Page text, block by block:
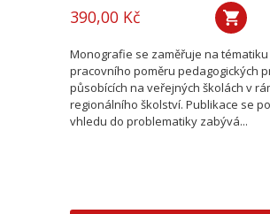
390,00 Kč
Monografie se zaměřuje na tématiku
pracovního poměru pedagogických
působících na veřejných školách v
regionálního školství. Publikace se
vhledu do problematiky zabývá...